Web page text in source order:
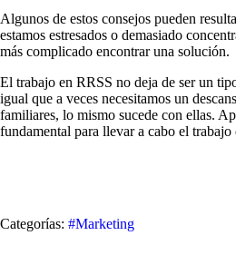
Algunos de estos consejos pueden
estamos estresados o demasiado
más complicado encontrar una solución.
El trabajo en RRSS no deja de ser un
igual que a veces necesitamos un
familiares, lo mismo sucede con ellas.
fundamental para llevar a cabo el
Categorías: #Marketing